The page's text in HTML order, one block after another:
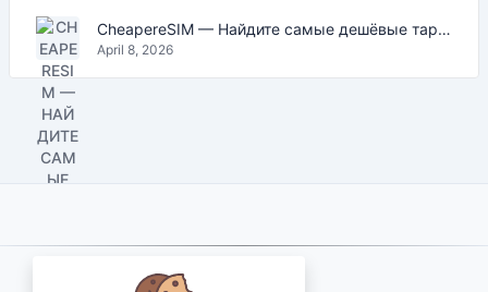
CheapereSIM — Найдите самые дешёвые тарифы eSIM для путешествий в 2026
April 8, 2026